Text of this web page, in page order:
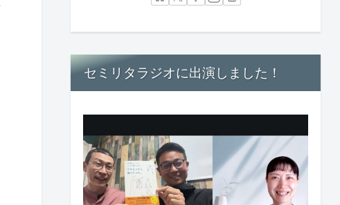
セミリタラジオに出演しました！